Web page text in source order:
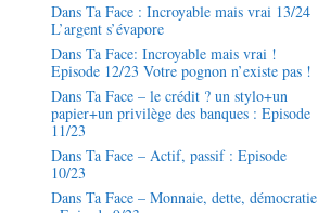
Dans Ta Face : Incroyable mais vrai 13/24
L’argent s’évapore
Dans Ta Face: Incroyable mais vrai !
Episode 12/23 Votre pognon n’existe pas !
Dans Ta Face – le crédit ? un stylo+un
papier+un privilège des banques : Episode
11/23
Dans Ta Face – Actif, passif : Episode
10/23
Dans Ta Face – Monnaie, dette, démocratie